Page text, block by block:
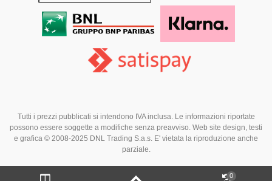
Tutti i prezzi pubblicati si intendono IVA inclusa. Le informazioni riportate
possono essere soggette a modifiche senza preavviso. Web site design, testi
e grafica © 2008-2025 DNL Trading S.a.s. E' vietata la riproduzione anche
parziale.
0